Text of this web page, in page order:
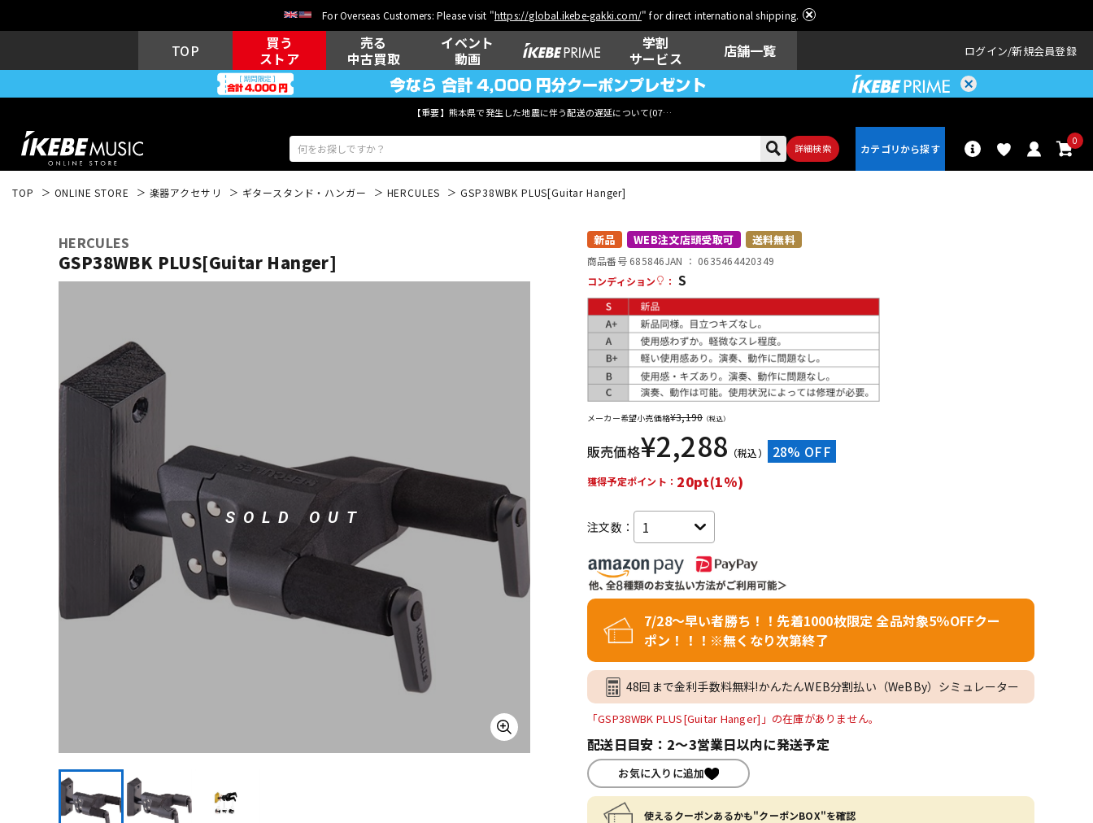
For Overseas Customers: Please visit "https://global.ikebe-gakki.com/" for direct international shipping.
TOP
買う
ストア
売る
中古買取
イベント
動画
学割
サービス
店舗一覧 ログイン 新規会員登録
【重要】熊本県で発生した地震に伴う配送の遅延について(07月29日
詳細検索
0
ウクレレ ドラム
その他楽器
DJ機器 レコーディン
グ機器
配信/ライブ
機器
ヴィンテージ
TOP ONLINE STORE 楽器アクセサリ ギタースタンド・ハンガー HERCULES GSP38WBK PLUS[Guitar Hanger]
HERCULES
GSP38WBK PLUS[Guitar Hanger]
SOLD OUT
新品 WEB注文店頭受取可 送料無料
商品番号 685846JAN ： 0635464420349
コンディション
： S
メーカー希望小売価格¥3,190 （税込）
販売価格¥2,288 （税込） 28% OFF
獲得予定ポイント： 20pt(1%)
注文数：
7/28～早い者勝ち！！先着1000枚限定 全品対象5％OFFクー
ポン！！！※無くなり次第終了
48回まで金利手数料無料!かんたんWEB分割払い（WeBBy）シミュレーター
「GSP38WBK PLUS[Guitar Hanger]」の在庫がありません。
配送日目安：2～3営業日以内に発送予定
お気に入りに追加
使えるクーポンあるかも"クーポンBOX"を確認